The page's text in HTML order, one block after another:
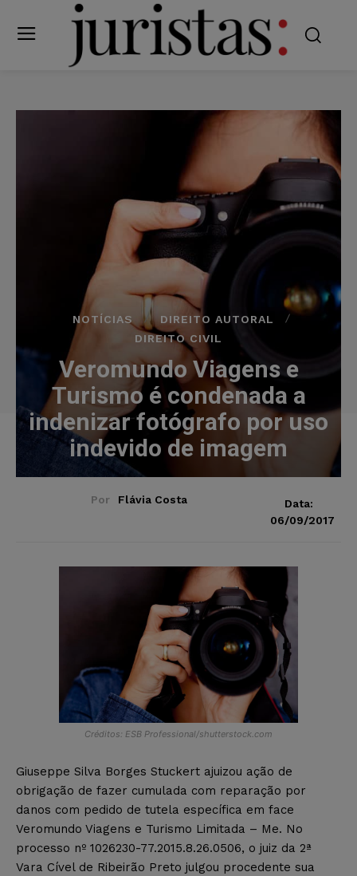
NOTÍCIAS
DIREITO AUTORAL
DIREITO CIVIL
Veromundo Viagens e
Turismo é condenada a
indenizar fotógrafo por uso
indevido de imagem
Por Flávia Costa
Data:
06/09/2017
Créditos: ESB Professional/shutterstock.com
Giuseppe Silva Borges Stuckert ajuizou ação de
obrigação de fazer cumulada com reparação por
danos com pedido de tutela específica em face
Veromundo Viagens e Turismo Limitada – Me. No
processo nº 1026230-77.2015.8.26.0506, o juiz da 2ª
Vara Cível de Ribeirão Preto julgou procedente sua